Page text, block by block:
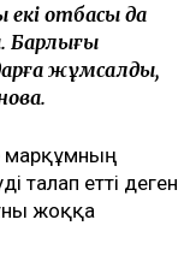
екі отбасы да
Барлығы
жұмсалды,
марқұмның
талап етті деген
жоққа